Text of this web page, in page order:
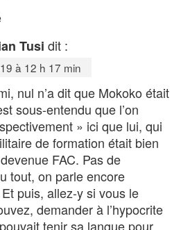
Tusi dit :
à 12 h 17 min
nul n’a dit que Mokoko était
sous-entendu que l’on
» ici que lui, qui
de formation était bien
FAC. Pas de
tout, on parle encore
puis, allez-y si vous le
demander à l’hypocrite
tenir sa langue pour